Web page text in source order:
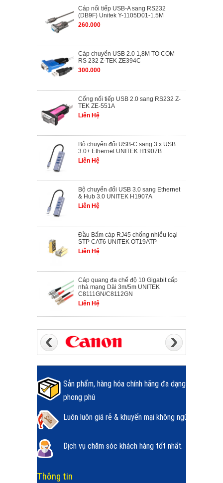
Cáp nối tiếp USB-A sang RS232
(DB9F) Unitek Y-1105D01-1.5M
260.000
Cáp chuyển USB 2.0 1,8M TO COM
RS 232 Z-TEK ZE394C
300.000
Cổng nối tiếp USB 2.0 sang RS232 Z-
TEK ZE-551A
Liên Hệ
Bộ chuyển đổi USB-C sang 3 x USB
3.0+ Ethernet UNITEK H1907B
Liên Hệ
Bộ chuyển đổi USB 3.0 sang Ethernet
& Hub 3.0 UNITEK H1907A
Liên Hệ
Đầu Bấm cáp RJ45 chống nhiễu loại
STP CAT6 UNITEK OT19ATP
Liên Hệ
Cáp quang đa chế độ 10 Gigabit cấp
nhà mạng Dài 3m/5m UNITEK
C8111GN/C8112GN
Liên Hệ
Sản phẩm, hàng hóa chính hãng đa dạng
phong phú
Luôn luôn giá rẻ & khuyến mại không ngừng.
Dịch vụ chăm sóc khách hàng tốt nhất.
Thông tin